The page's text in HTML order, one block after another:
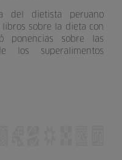
del dietista peruano
sobre la dieta con
ponencias sobre las
los superalimentos